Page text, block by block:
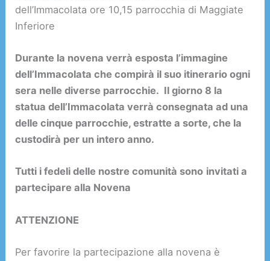
dell’Immacolata ore 10,15 parrocchia di Maggiate
Inferiore
Durante la novena verrà esposta l’immagine
dell’Immacolata che compirà il suo itinerario ogni
sera nelle diverse parrocchie. Il giorno 8 la
statua dell’Immacolata verrà consegnata ad una
delle cinque parrocchie, estratte a sorte, che la
custodirà per un intero anno.
Tutti i fedeli delle nostre comunità sono invitati a
partecipare alla Novena
ATTENZIONE
Per favorire la partecipazione alla novena è